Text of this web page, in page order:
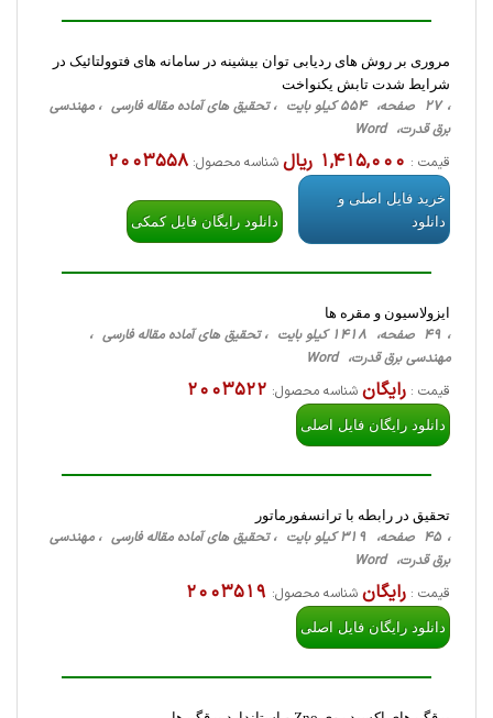
مروری بر روش های ردیابی توان بیشینه در سامانه های فتوولتائیک در
شرایط شدت تابش یکنواخت
، 27 صفحه، 554 کیلو بایت ، تحقیق های آماده مقاله فارسی ، مهندسی
برق قدرت، Word
قیمت : 1,415,000 ریال شناسه محصول: 2003558
خرید فایل اصلی و
دانلود
دانلود رایگان فایل کمکی
ایزولاسیون و مقره ها
، 49 صفحه، 1418 کیلو بایت ، تحقیق های آماده مقاله فارسی ،
مهندسی برق قدرت، Word
قیمت : رایگانشناسه محصول: 2003522
دانلود رایگان فایل اصلی
تحقیق در رابطه با ترانسفورماتور
، 45 صفحه، 319 کیلو بایت ، تحقیق های آماده مقاله فارسی ، مهندسی
برق قدرت، Word
قیمت : رایگانشناسه محصول: 2003519
دانلود رایگان فایل اصلی